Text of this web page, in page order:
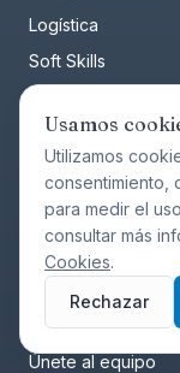
Logística
Soft Skills
D.E.I.
EMPRESA
Por qué elegirnos
Recursos
Únete al equipo
Usamos
Utilizamos
consentimiento,
para medir el
consultar más
Cookies.
Rechazar